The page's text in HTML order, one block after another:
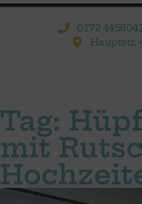
0172
Hauptstr.
Tag:
mit